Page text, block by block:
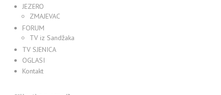
JEZERO
ZMAJEVAC
FORUM
TV iz Sandžaka
TV SJENICA
OGLASI
Kontakt